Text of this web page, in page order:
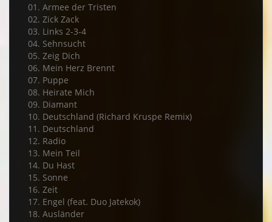
01. Armee der Tristen
02. Zick Zack
03. Links 2-3-4
04. Sehnsucht
05. Zeig Dich
06. Mein Herz Brennt
07. Puppe
08. Heirate Mich
09. Diamant
10. Deutschland (Richard Kruspe Remix)
11. Deutschland
12. Radio
13. Mein Teil
14. Du Hast
15. Sonne
16. Zeit
17. Engel (feat. Duo Jatekok)
18. Ausländer